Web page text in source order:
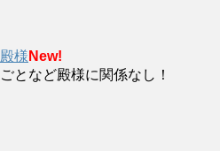
様 New!
となど殿様に関係なし！